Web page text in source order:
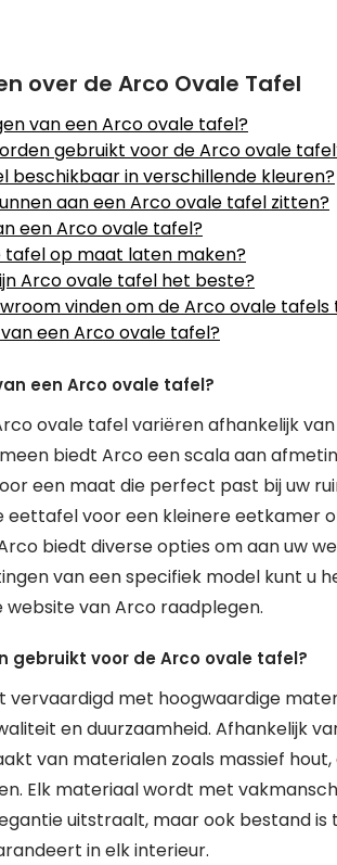
over de Arco Ovale Tafel
van een Arco ovale tafel?
gebruikt voor de Arco ovale
beschikbaar in verschillende kleuren?
aan een Arco ovale tafel zitten?
een Arco ovale tafel?
tafel op maat laten maken?
Arco ovale tafel het beste?
vinden om de Arco ovale tafels
een Arco ovale tafel?
een Arco ovale tafel?
ovale tafel variëren afhankelijk
biedt Arco een scala aan
een maat die perfect past bij uw
voor een kleinere eetkamer
biedt diverse opties om aan uw
van een specifiek model kunt u
van Arco raadplegen.
gebruikt voor de Arco ovale tafel?
met hoogwaardige
en duurzaamheid. Afhankelijk
van materialen zoals massief
Elk materiaal wordt met
uitstraalt, maar ook bestand is
in elk interieur.